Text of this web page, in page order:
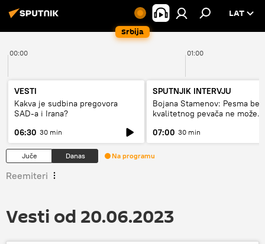
Srbija
LAT
00:00 01:00
VESTI
Kakva je sudbina pregovora
SAD-a i Irana?
06:30 30 min
SPUTNJIK INTERVJU
Bojana Stamenov: Pesma bez
kvalitetnog pevača ne može
07:00 30 min
Juče Danas Na programu
Reemiteri
Vesti od 20.06.2023